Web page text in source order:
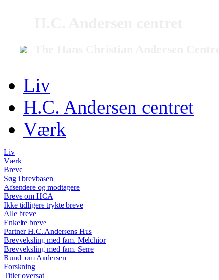
Liv
H.C. Andersen centret
Værk
Liv
Værk
Breve
Søg i brevbasen
Afsendere og modtagere
Breve om HCA
Ikke tidligere trykte breve
Alle breve
Enkelte breve
Partner H.C. Andersens Hus
Brevveksling med fam. Melchior
Brevveksling med fam. Serre
Rundt om Andersen
Forskning
Titler oversat